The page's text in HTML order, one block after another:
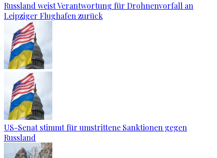
Russland weist Verantwortung für Drohnenvorfall an
Leipziger Flughafen zurück
US-Senat stimmt für umstrittene Sanktionen gegen
Russland